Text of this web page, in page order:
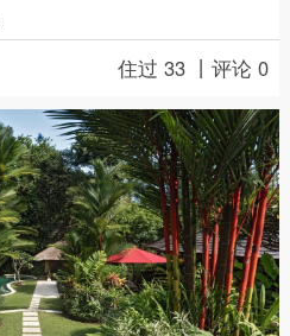
住过 33 丨评论 0